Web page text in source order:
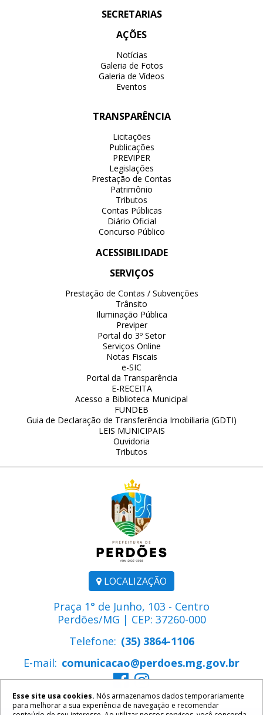
LOCALIZAÇÃO
Praça 1° de Junho, 103 - Centro
Perdões/MG | CEP: 37260-000
Telefone: (35) 3864-1106
E-mail: comunicacao@perdoes.mg.gov.br
SECRETARIAS
AÇÕES
Notícias
Galeria de Fotos
Galeria de Vídeos
Eventos
TRANSPARÊNCIA
Licitações
Publicações
PREVIPER
Legislações
Prestação de Contas
Patrimônio
Tributos
Contas Públicas
Diário Oficial
Concurso Público
ACESSIBILIDADE
SERVIÇOS
Prestação de Contas / Subvenções
Trânsito
Iluminação Pública
Previper
Portal do 3º Setor
Serviços Online
Notas Fiscais
e-SIC
Portal da Transparência
E-RECEITA
Acesso a Biblioteca Municipal
FUNDEB
Guia de Declaração de Transferência Imobiliaria (GDTI)
LEIS MUNICIPAIS
Ouvidoria
Tributos
Esse site usa cookies. Nós armazenamos dados temporariamente
para melhorar a sua experiência de navegação e recomendar